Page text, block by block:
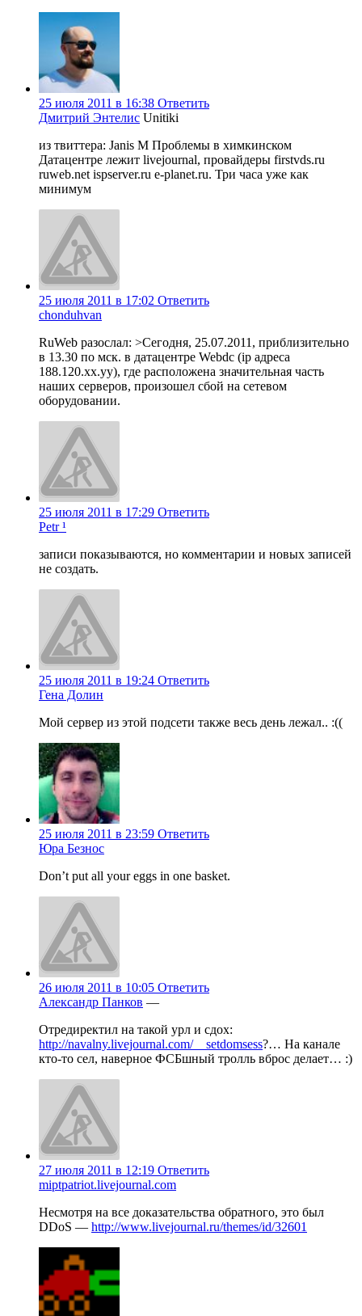
25 июля 2011 в 16:38 Ответить
Дмитрий Энтелис Unitiki
из твиттера: Janis M Проблемы в химкинском
Датацентре лежит livejournal, провайдеры firstvds.ru
ruweb.net ispserver.ru e-planet.ru. Три часа уже как
минимум
25 июля 2011 в 17:02 Ответить
chonduhvan
RuWeb разослал: >Сегодня, 25.07.2011, приблизительно
в 13.30 по мск. в датацентре Webdc (ip адреса
188.120.xx.yy), где расположена значительная часть
наших серверов, произошел сбой на сетевом
оборудовании.
25 июля 2011 в 17:29 Ответить
Petr ¹
записи показываются, но комментарии и новых записей
не создать.
25 июля 2011 в 19:24 Ответить
Гена Долин
Мой сервер из этой подсети также весь день лежал.. :((
25 июля 2011 в 23:59 Ответить
Юра Безнос
Don’t put all your eggs in one basket.
26 июля 2011 в 10:05 Ответить
Александр Панков —
Отредиректил на такой урл и сдох:
http://navalny.livejournal.com/__setdomsess?… На канале
кто-то сел, наверное ФСБшный тролль вброс делает… :)
27 июля 2011 в 12:19 Ответить
miptpatriot.livejournal.com
Несмотря на все доказательства обратного, это был
DDoS — http://www.livejournal.ru/themes/id/32601